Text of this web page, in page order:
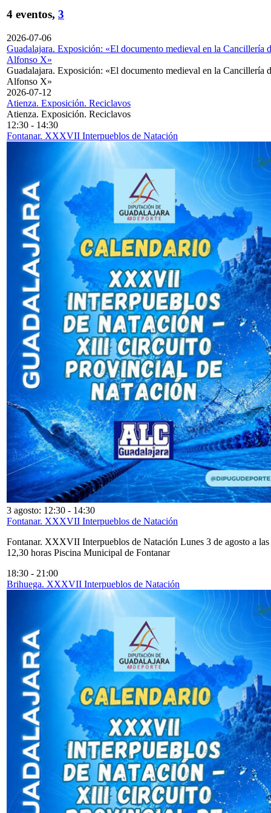
4 eventos, 3
2026-07-06
Guadalajara. Exposición: «El documento medieval en la Cancillería
Alfonso X»
Guadalajara. Exposición: «El documento medieval en la Cancillería
Alfonso X»
2026-07-12
Atienza. Exposición. Reciclavos
Atienza. Exposición. Reciclavos
12:30 - 14:30
Fontanar. XXXVII Interpueblos de Natación
3 agosto: 12:30 - 14:30
Fontanar. XXXVII Interpueblos de Natación
Fontanar. XXXVII Interpueblos de Natación Lunes 3 de agosto a las
12,30 horas Piscina Municipal de Fontanar
18:30 - 21:00
Brihuega. XXXVII Interpueblos de Natación